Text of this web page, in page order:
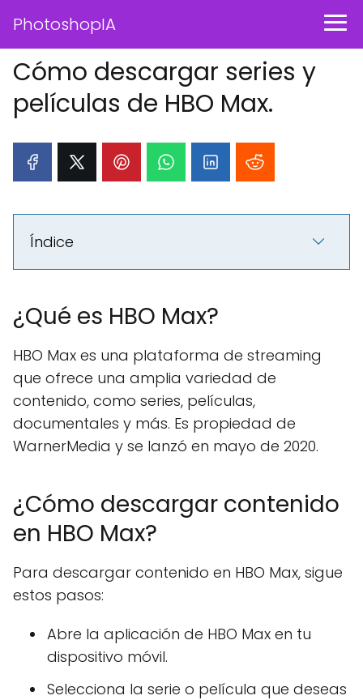
PhotoshopIA
Cómo descargar series y
películas de HBO Max.
Índice
¿Qué es HBO Max?
HBO Max es una plataforma de streaming
que ofrece una amplia variedad de
contenido, como series, películas,
documentales y más. Es propiedad de
WarnerMedia y se lanzó en mayo de 2020.
¿Cómo descargar contenido
en HBO Max?
Para descargar contenido en HBO Max, sigue
estos pasos:
Abre la aplicación de HBO Max en tu
dispositivo móvil.
Selecciona la serie o película que deseas